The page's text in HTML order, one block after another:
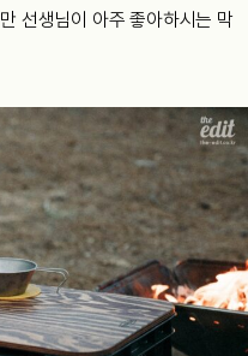
선생님이 아주 좋아하시는 막